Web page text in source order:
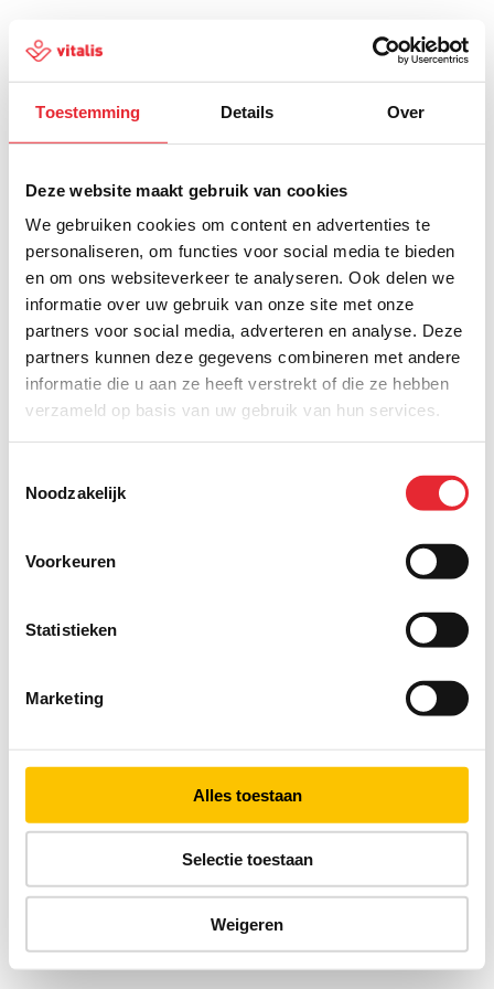
Toestemming Details Over
Deze website maakt gebruik van cookies
We gebruiken cookies om content en advertenties te
personaliseren, om functies voor social media te bieden
en om ons websiteverkeer te analyseren. Ook delen we
informatie over uw gebruik van onze site met onze
partners voor social media, adverteren en analyse. Deze
partners kunnen deze gegevens combineren met andere
informatie die u aan ze heeft verstrekt of die ze hebben
verzameld op basis van uw gebruik van hun services.
Noodzakelijk
Voorkeuren
Statistieken
Marketing
Alles toestaan
Selectie toestaan
Weigeren
500
Er is iets fout gegaan
Probeer het later opnieuw of ga terug naar de
homepagina.